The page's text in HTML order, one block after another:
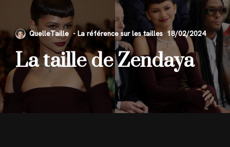
QuelleTaille 18/02/2024
La taille de Zendaya